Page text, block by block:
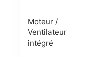
Moteur /
Ventilateur
intégré